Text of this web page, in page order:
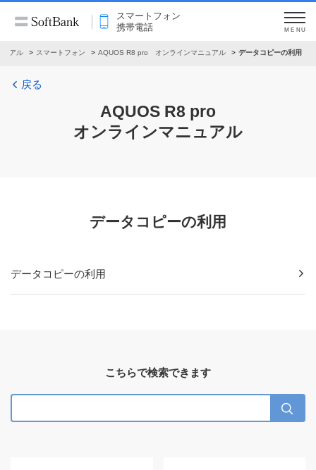
スマートフォン
携帯電話
MENU
ュアル スマートフォン AQUOS R8 pro オンラインマニュアル データコピーの利用
戻る
AQUOS R8 pro
オンラインマニュアル
データコピーの利用
データコピーの利用
こちらで検索できます